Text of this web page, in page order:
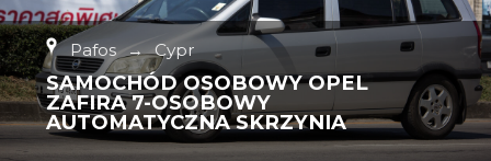
Pafos → Cypr
SAMOCHÓD OSOBOWY OPEL
ZAFIRA 7-OSOBOWY
AUTOMATYCZNA SKRZYNIA